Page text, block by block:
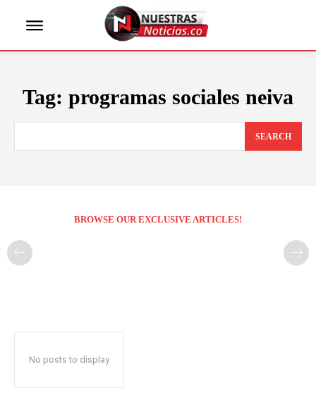
Tag: programas sociales neiva
SEARCH
BROWSE OUR EXCLUSIVE ARTICLES!
No posts to display